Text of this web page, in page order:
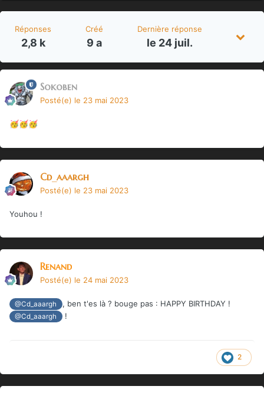
Réponses
2,8 k
Créé
9 a
Dernière réponse
le 24 juil.
Sokoben
Posté(e) le 23 mai 2023
🥳 🥳 🥳
Cd_aaargh
Posté(e) le 23 mai 2023
Youhou !
Renand
Posté(e) le 24 mai 2023
@Cd_aaargh , ben t'es là ? bouge pas : HAPPY BIRTHDAY !
@Cd_aaargh !
2